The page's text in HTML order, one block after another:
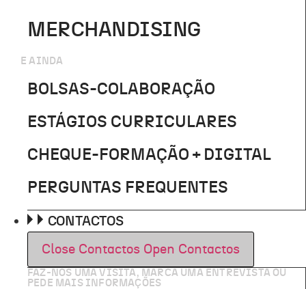
MERCHANDISING
E AINDA
BOLSAS-COLABORAÇÃO
ESTÁGIOS CURRICULARES
CHEQUE-FORMAÇÃO + DIGITAL
PERGUNTAS FREQUENTES
CONTACTOS
Close Contactos Open Contactos
FAZ-NOS UMA VISITA, MARCA UMA ENTREVISTA OU
PEDE MAIS INFORMAÇÕES